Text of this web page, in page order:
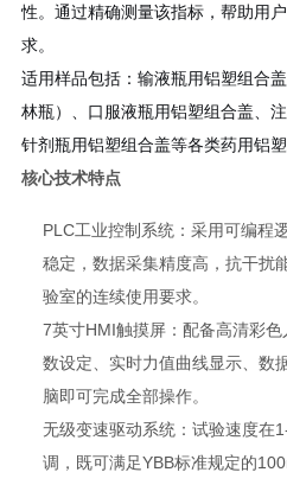
性。通过精确测量该指标，帮助用
求。
适用样品包括：输液瓶用铝塑组合
林瓶）、口服液瓶用铝塑组合盖、
针剂瓶用铝塑组合盖等各类药用铝塑
核心技术特点
PLC工业控制系统：采用可编程
稳定，数据采集精度高，抗干扰
验室的连续使用要求。
7英寸HMI触摸屏：配备高清彩
数设定、实时力值曲线显示、数
脑即可完成全部操作。
无级变速驱动系统：试验速度在
调，既可满足YBB标准规定的